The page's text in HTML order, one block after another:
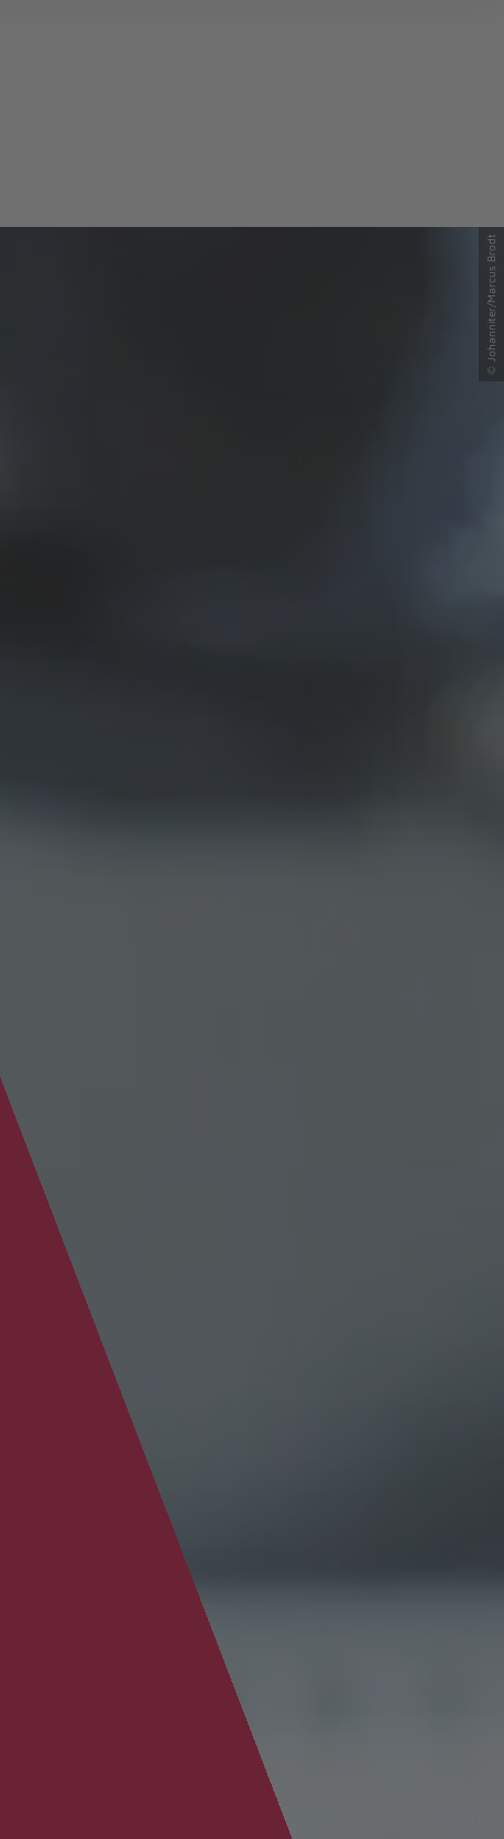
© Johanniter/Marcus Brodt